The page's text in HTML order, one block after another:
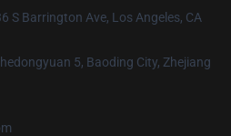
S Barrington Ave, Los Angeles, CA
5, Baoding City, Zhejiang